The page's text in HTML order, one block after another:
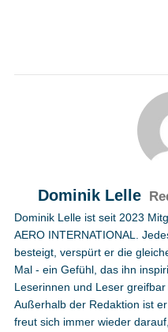
Dominik Lelle
Dominik Lelle ist seit 2023
AERO INTERNATIONAL.
besteigt, verspürt er die
Mal - ein Gefühl, das ihn
Leserinnen und Leser
Außerhalb der Redaktion ist
freut sich immer wieder